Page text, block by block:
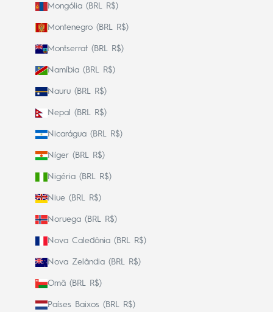
Mongólia (BRL R$)
Montenegro (BRL R$)
Montserrat (BRL R$)
Namíbia (BRL R$)
Nauru (BRL R$)
Nepal (BRL R$)
Nicarágua (BRL R$)
Níger (BRL R$)
Nigéria (BRL R$)
Niue (BRL R$)
Noruega (BRL R$)
Nova Caledônia (BRL R$)
Nova Zelândia (BRL R$)
Omã (BRL R$)
Países Baixos (BRL R$)